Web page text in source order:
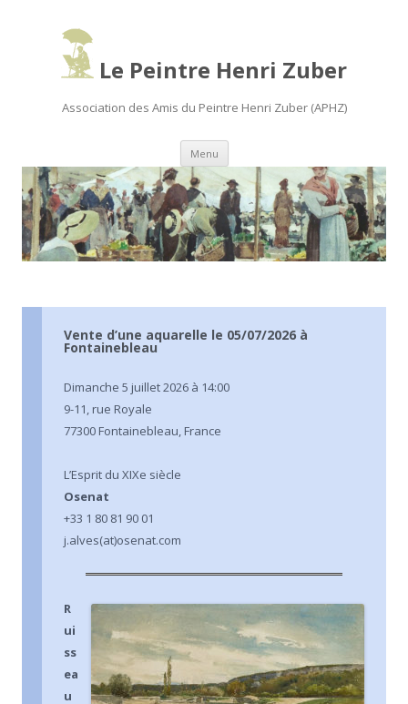
Le Peintre Henri Zuber
Association des Amis du Peintre Henri Zuber (APHZ)
Menu Aller
contenu
principal
Vente d’une aquarelle le 05/07/2026 à
Fontainebleau
Dimanche 5 juillet 2026 à 14:00
9-11, rue Royale
77300 Fontainebleau, France
L’Esprit du XIXe siècle
Osenat
+33 1 80 81 90 01
j.alves(at)osenat.com
R
ui
ss
ea
u